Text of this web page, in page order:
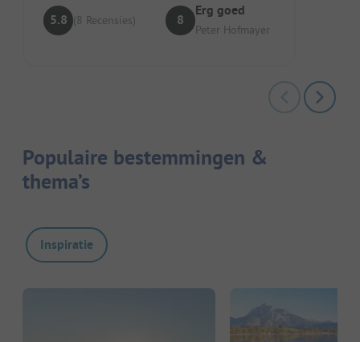
5.8 (8 Recensies) 8
Erg goed
Peter Hofmayer
Populaire bestemmingen &
thema’s
Inspiratie